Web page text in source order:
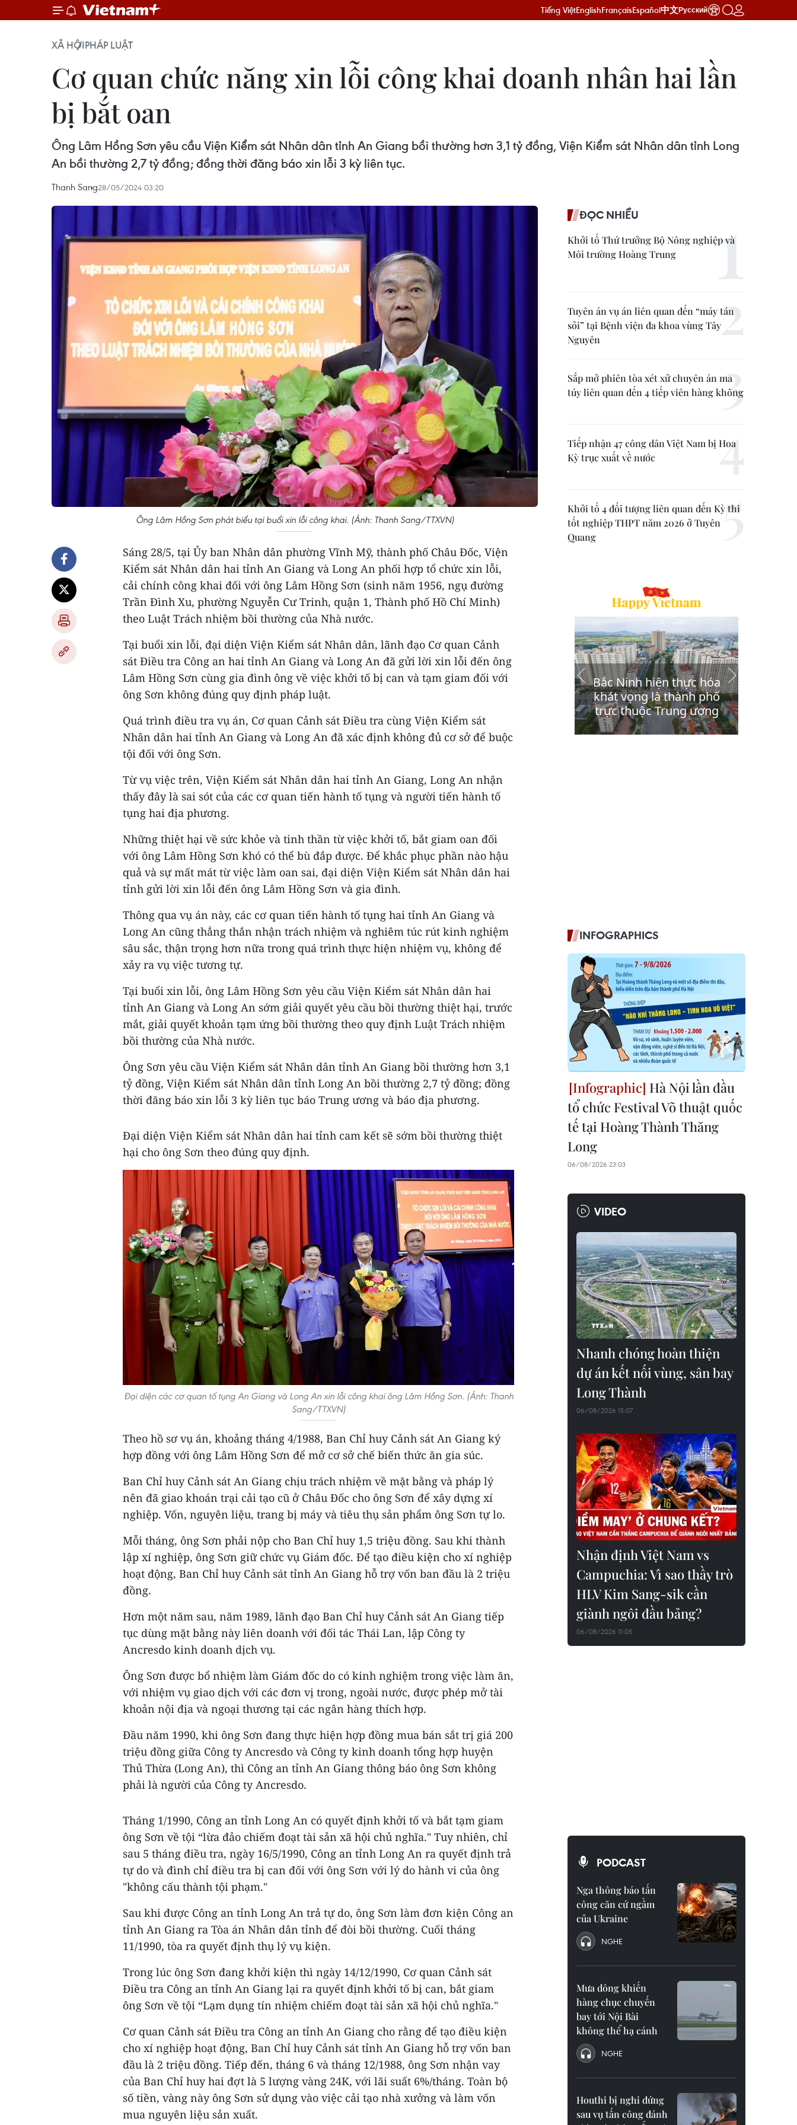
Tiếng ViệtEnglishFrançaisEspañol中文Русский
XÃ HỘIPHÁP LUẬT
Cơ quan chức năng xin lỗi công khai doanh nhân hai lần
bị bắt oan
Ông Lâm Hồng Sơn yêu cầu Viện Kiểm sát Nhân dân tỉnh An Giang bồi thường hơn 3,1 tỷ đồng, Viện Kiểm sát Nhân dân tỉnh Long
An bồi thường 2,7 tỷ đồng; đồng thời đăng báo xin lỗi 3 kỳ liên tục.
Thanh Sang28/05/2024 03:20
Ông Lâm Hồng Sơn phát biểu tại buổi xin lỗi công khai. (Ảnh: Thanh Sang/TTXVN)
Sáng 28/5, tại Ủy ban Nhân dân phường Vĩnh Mỹ, thành phố Châu Đốc, Viện
Kiểm sát Nhân dân hai tỉnh An Giang và Long An phối hợp tổ chức xin lỗi,
cải chính công khai đối với ông Lâm Hồng Sơn (sinh năm 1956, ngụ đường
Trần Đình Xu, phường Nguyễn Cư Trinh, quận 1, Thành phố Hồ Chí Minh)
theo Luật Trách nhiệm bồi thường của Nhà nước.
Tại buổi xin lỗi, đại diện Viện Kiểm sát Nhân dân, lãnh đạo Cơ quan Cảnh
sát Điều tra Công an hai tỉnh An Giang và Long An đã gửi lời xin lỗi đến ông
Lâm Hồng Sơn cùng gia đình ông về việc khởi tố bị can và tạm giam đối với
ông Sơn không đúng quy định pháp luật.
Quá trình điều tra vụ án, Cơ quan Cảnh sát Điều tra cùng Viện Kiểm sát
Nhân dân hai tỉnh An Giang và Long An đã xác định không đủ cơ sở để buộc
tội đối với ông Sơn.
Từ vụ việc trên, Viện Kiểm sát Nhân dân hai tỉnh An Giang, Long An nhận
thấy đây là sai sót của các cơ quan tiến hành tố tụng và người tiến hành tố
tụng hai địa phương.
Những thiệt hại về sức khỏe và tinh thần từ việc khởi tố, bắt giam oan đối
với ông Lâm Hồng Sơn khó có thể bù đắp được. Để khắc phục phần nào hậu
quả và sự mất mát từ việc làm oan sai, đại diện Viện Kiểm sát Nhân dân hai
tỉnh gửi lời xin lỗi đến ông Lâm Hồng Sơn và gia đình.
Thông qua vụ án này, các cơ quan tiến hành tố tụng hai tỉnh An Giang và
Long An cũng thẳng thắn nhận trách nhiệm và nghiêm túc rút kinh nghiệm
sâu sắc, thận trọng hơn nữa trong quá trình thực hiện nhiệm vụ, không để
xảy ra vụ việc tương tự.
Tại buổi xin lỗi, ông Lâm Hồng Sơn yêu cầu Viện Kiểm sát Nhân dân hai
tỉnh An Giang và Long An sớm giải quyết yêu cầu bồi thường thiệt hại, trước
mắt, giải quyết khoản tạm ứng bồi thường theo quy định Luật Trách nhiệm
bồi thường của Nhà nước.
Ông Sơn yêu cầu Viện Kiểm sát Nhân dân tỉnh An Giang bồi thường hơn 3,1
tỷ đồng, Viện Kiểm sát Nhân dân tỉnh Long An bồi thường 2,7 tỷ đồng; đồng
thời đăng báo xin lỗi 3 kỳ liên tục báo Trung ương và báo địa phương.
Đại diện Viện Kiểm sát Nhân dân hai tỉnh cam kết sẽ sớm bồi thường thiệt
hại cho ông Sơn theo đúng quy định.
Đại diện các cơ quan tố tụng An Giang và Long An xin lỗi công khai ông Lâm Hồng Sơn. (Ảnh: Thanh
Sang/TTXVN)
Theo hồ sơ vụ án, khoảng tháng 4/1988, Ban Chỉ huy Cảnh sát An Giang ký
hợp đồng với ông Lâm Hồng Sơn để mở cơ sở chế biến thức ăn gia súc.
Ban Chỉ huy Cảnh sát An Giang chịu trách nhiệm về mặt bằng và pháp lý
nên đã giao khoán trại cải tạo cũ ở Châu Đốc cho ông Sơn để xây dựng xí
nghiệp. Vốn, nguyên liệu, trang bị máy và tiêu thụ sản phẩm ông Sơn tự lo.
Mỗi tháng, ông Sơn phải nộp cho Ban Chỉ huy 1,5 triệu đồng. Sau khi thành
lập xí nghiệp, ông Sơn giữ chức vụ Giám đốc. Để tạo điều kiện cho xí nghiệp
hoạt động, Ban Chỉ huy Cảnh sát tỉnh An Giang hỗ trợ vốn ban đầu là 2 triệu
đồng.
Hơn một năm sau, năm 1989, lãnh đạo Ban Chỉ huy Cảnh sát An Giang tiếp
tục dùng mặt bằng này liên doanh với đối tác Thái Lan, lập Công ty
Ancresdo kinh doanh dịch vụ.
Ông Sơn được bổ nhiệm làm Giám đốc do có kinh nghiệm trong việc làm ăn,
với nhiệm vụ giao dịch với các đơn vị trong, ngoài nước, được phép mở tài
khoản nội địa và ngoại thương tại các ngân hàng thích hợp.
Đầu năm 1990, khi ông Sơn đang thực hiện hợp đồng mua bán sắt trị giá 200
triệu đồng giữa Công ty Ancresdo và Công ty kinh doanh tổng hợp huyện
Thủ Thừa (Long An), thì Công an tỉnh An Giang thông báo ông Sơn không
phải là người của Công ty Ancresdo.
Tháng 1/1990, Công an tỉnh Long An có quyết định khởi tố và bắt tạm giam
ông Sơn về tội “lừa đảo chiếm đoạt tài sản xã hội chủ nghĩa." Tuy nhiên, chỉ
sau 5 tháng điều tra, ngày 16/5/1990, Công an tỉnh Long An ra quyết định trả
tự do và đình chỉ điều tra bị can đối với ông Sơn với lý do hành vi của ông
"không cấu thành tội phạm."
Sau khi được Công an tỉnh Long An trả tự do, ông Sơn làm đơn kiện Công an
tỉnh An Giang ra Tòa án Nhân dân tỉnh để đòi bồi thường. Cuối tháng
11/1990, tòa ra quyết định thụ lý vụ kiện.
Trong lúc ông Sơn đang khởi kiện thì ngày 14/12/1990, Cơ quan Cảnh sát
Điều tra Công an tỉnh An Giang lại ra quyết định khởi tố bị can, bắt giam
ông Sơn về tội “Lạm dụng tín nhiệm chiếm đoạt tài sản xã hội chủ nghĩa."
Cơ quan Cảnh sát Điều tra Công an tỉnh An Giang cho rằng để tạo điều kiện
cho xí nghiệp hoạt động, Ban Chỉ huy Cảnh sát tỉnh An Giang hỗ trợ vốn ban
đầu là 2 triệu đồng. Tiếp đến, tháng 6 và tháng 12/1988, ông Sơn nhận vay
của Ban Chỉ huy hai đợt là 5 lượng vàng 24K, với lãi suất 6%/tháng. Toàn bộ
số tiền, vàng này ông Sơn sử dụng vào việc cải tạo nhà xưởng và làm vốn
mua nguyên liệu sản xuất.
ĐỌC NHIỀU
Khởi tố Thứ trưởng Bộ Nông nghiệp và
Môi trường Hoàng Trung
Tuyên án vụ án liên quan đến “máy tán
sỏi” tại Bệnh viện đa khoa vùng Tây
Nguyên
Sắp mở phiên tòa xét xử chuyên án ma
túy liên quan đến 4 tiếp viên hàng không
Tiếp nhận 47 công dân Việt Nam bị Hoa
Kỳ trục xuất về nước
Khởi tố 4 đối tượng liên quan đến Kỳ thi
tốt nghiệp THPT năm 2026 ở Tuyên
Quang
INFOGRAPHICS
Hà Nội lần đầu
tổ chức Festival Võ thuật quốc
tế tại Hoàng Thành Thăng
Long
06/08/2026 23:03
VIDEO
Nhanh chóng hoàn thiện
dự án kết nối vùng, sân bay
Long Thành
06/08/2026 15:07
Nhận định Việt Nam vs
Campuchia: Vì sao thầy trò
HLV Kim Sang-sik cần
giành ngôi đầu bảng?
06/08/2026 11:05
PODCAST
Nga thông báo tấn
công căn cứ ngầm
của Ukraine
NGHE
Mưa dông khiến
hàng chục chuyến
bay tới Nội Bài
không thể hạ cánh
NGHE
Houthi bị nghi đứng
sau vụ tấn công đánh